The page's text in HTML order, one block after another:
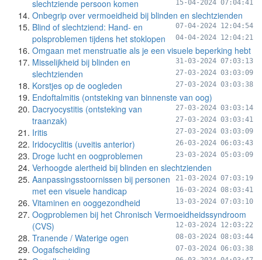
slechtziende persoon komen
15-04-2024 07:04:41
Onbegrip over vermoeidheid bij blinden en slechtzienden
07-04-2024 12:04:54
Blind of slechtziend: Hand- en
polsproblemen tijdens het stoklopen
04-04-2024 12:04:21
Omgaan met menstruatie als je een visuele beperking hebt
31-03-2024 07:03:13
Misselijkheid bij blinden en
slechtzienden
27-03-2024 03:03:09
Korstjes op de oogleden 27-03-2024 03:03:38
Endoftalmitis (ontsteking van binnenste van oog)
27-03-2024 03:03:14
Dacryocystitis (ontsteking van
traanzak)
27-03-2024 03:03:41
Iritis 27-03-2024 03:03:09
Iridocyclitis (uveitis anterior) 26-03-2024 06:03:43
Droge lucht en oogproblemen 23-03-2024 05:03:09
Verhoogde alertheid bij blinden en slechtzienden
21-03-2024 07:03:19
Aanpassingsstoornissen bij personen
met een visuele handicap
16-03-2024 08:03:41
Vitaminen en ooggezondheid 13-03-2024 07:03:10
Oogproblemen bij het Chronisch Vermoeidheidssyndroom
(CVS)
12-03-2024 12:03:22
Tranende / Waterige ogen 08-03-2024 08:03:44
Oogafscheiding 07-03-2024 06:03:38